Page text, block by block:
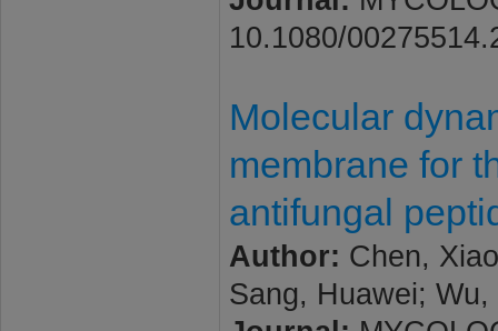
10.1080/
Molecular
membrane for
antifungal
Author: Chen,
Sang, Huawei;